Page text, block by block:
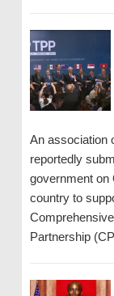
An association
reportedly
government on
country to
Partnership